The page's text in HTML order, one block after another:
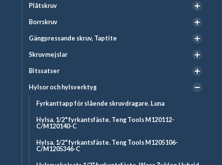
Plåtskruv
Borrskruv
Gängpressande skruv, Taptite
Skruvmejslar
Bitssatser
Hylsor och hylsverktyg
Fyrkanttapp för slående skruvdragare. Luna
Hylsa. 1/2" fyrkantsfäste. Teng Tools M120112-
C/M120140-C
Hylsa. 1/2" fyrkantsfäste. Teng Tools M1205106-
C/M1205346-C